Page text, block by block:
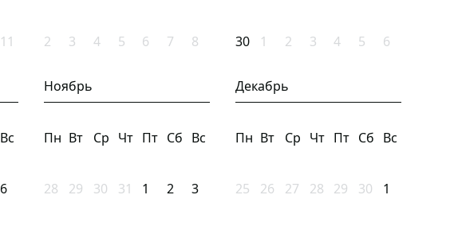
11 2 3 4 5 6 7 8 30 1 2 3 4 5 6
Вс
6
Ноябрь
Пн Вт Ср Чт Пт Сб Вс
28 29 30 31 1 2 3
Декабрь
Пн Вт Ср Чт Пт Сб Вс
25 26 27 28 29 30 1